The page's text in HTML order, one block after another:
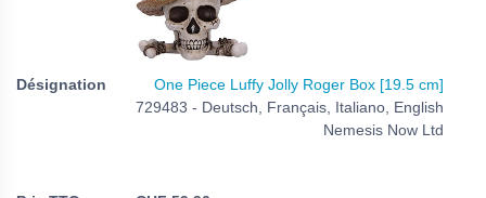
One Piece Luffy Jolly Roger Box [19.5 cm]
729483 - Deutsch, Français, Italiano, English
Nemesis Now Ltd